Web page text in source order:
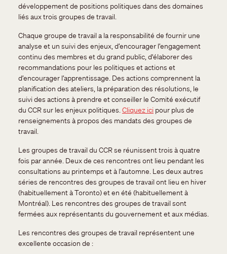
développement de positions politiques dans des domaines
liés aux trois groupes de travail.
Chaque groupe de travail a la responsabilité de fournir une
analyse et un suivi des enjeux, d’encourager l’engagement
continu des membres et du grand public, d'élaborer des
recommandations pour les politiques et actions et
d’encourager l’apprentissage. Des actions comprennent la
planification des ateliers, la préparation des résolutions, le
suivi des actions à prendre et conseiller le Comité exécutif
du CCR sur les enjeux politiques.Cliquez ici pour plus de
renseignements à propos des mandats des groupes de
travail.
Les groupes de travail du CCR se réunissent trois à quatre
fois par année. Deux de ces rencontres ont lieu pendant les
consultations au printemps et à l’automne. Les deux autres
séries de rencontres des groupes de travail ont lieu en hiver
(habituellement à Toronto) et en été (habituellement à
Montréal). Les rencontres des groupes de travail sont
fermées aux représentants du gouvernement et aux médias.
Les rencontres des groupes de travail représentent une
excellente occasion de :